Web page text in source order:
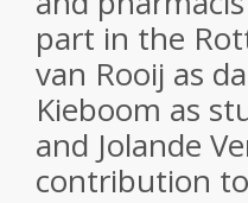
part in the
van Rooij as
Kieboom as
and Jolande
contribution